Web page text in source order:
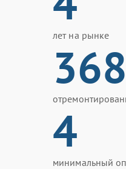
лет на рынке
4
минимальный